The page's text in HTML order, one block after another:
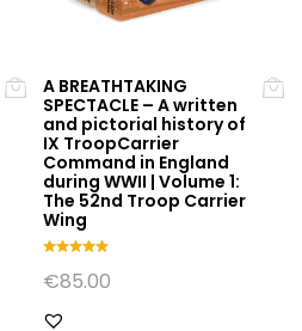
A BREATHTAKING
SPECTACLE – A written
and pictorial history of
IX TroopCarrier
Command in England
during WWII | Volume 1:
The 52nd Troop Carrier
Wing
Gewaarde
erd
uit 5
€85.00